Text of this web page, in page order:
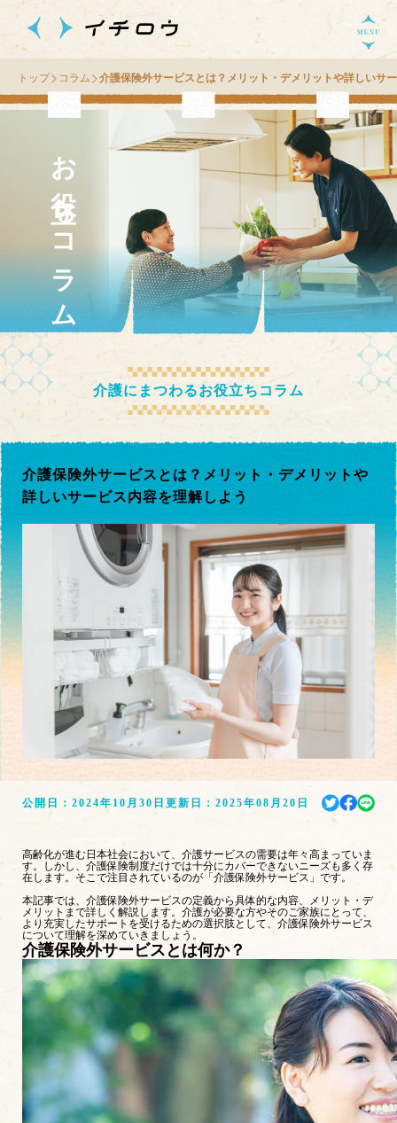
トップ コラム 介護保険外サービスとは？メリット・デメリットや詳しいサ
お役立ちコラム
介護にまつわるお役立ちコラム
介護保険外サービスとは？メリット・デメリットや
詳しいサービス内容を理解しよう
公開日： 2024年10月30日 更新日： 2025年08月20日
高齢化が進む日本社会において、介護サービスの需要は年々高まっていま
す。しかし、介護保険制度だけでは十分にカバーできないニーズも多く存
在します。そこで注目されているのが「介護保険外サービス」です。
本記事では、介護保険外サービスの定義から具体的な内容、メリット・デ
メリットまで詳しく解説します。介護が必要な方やそのご家族にとって、
より充実したサポートを受けるための選択肢として、介護保険外サービス
について理解を深めていきましょう。
介護保険外サービスとは何か？